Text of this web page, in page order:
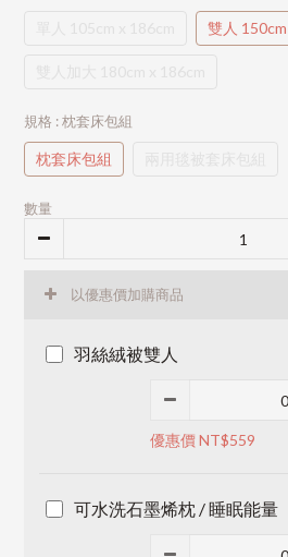
雙人
規格 : 枕套床包組
枕套床包組
數量
以優惠價加購商品
羽絲絨被雙人
優惠價 NT$559
可水洗石墨烯枕 / 睡眠能量